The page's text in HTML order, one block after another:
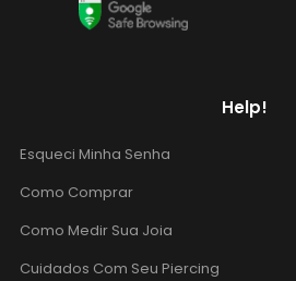
Help!
Esqueci Minha Senha
Como Comprar
Como Medir Sua Joia
Cuidados Com Seu Piercing